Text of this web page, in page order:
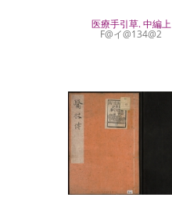
医療手引草. 中編上
F@イ@134@2